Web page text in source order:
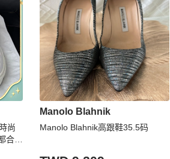
尚
合
Manolo Blahnik
Manolo Blahnik高跟鞋35.5码